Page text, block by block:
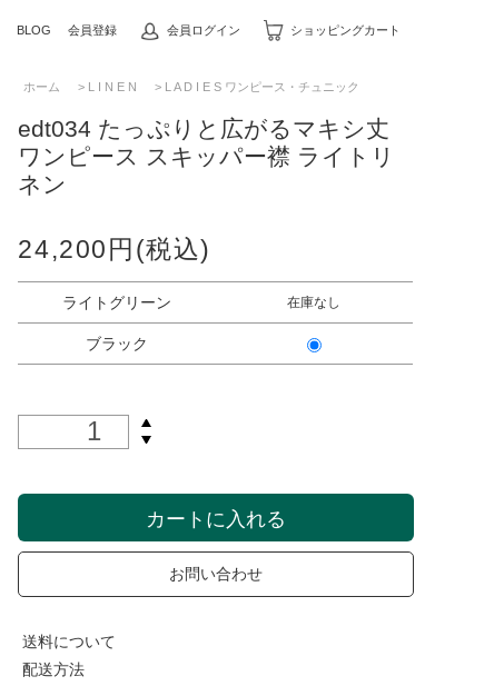
BLOG 会員登録 会員ログイン ショッピングカート
ホーム > L I N E N > L A D I E S ワンピース・チュニック
edt034 たっぷりと広がるマキシ丈
ワンピース スキッパー襟 ライトリ
ネン
24,200円(税込)
ライトグリーン 在庫なし
ブラック
カートに入れる
お問い合わせ
送料について
配送方法